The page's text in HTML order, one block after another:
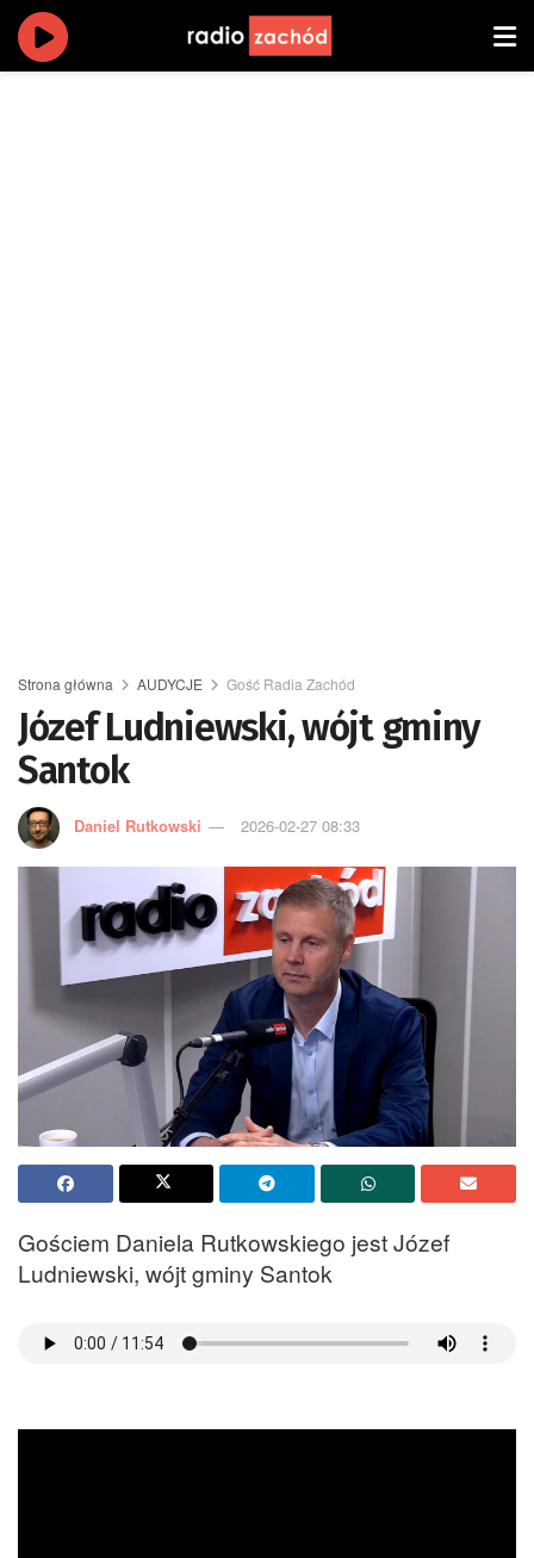
Strona główna AUDYCJE Gość Radia Zachód
Józef Ludniewski, wójt gminy
Santok
Daniel Rutkowski 2026-02-27 08:33
Gościem Daniela Rutkowskiego jest Józef
Ludniewski, wójt gminy Santok